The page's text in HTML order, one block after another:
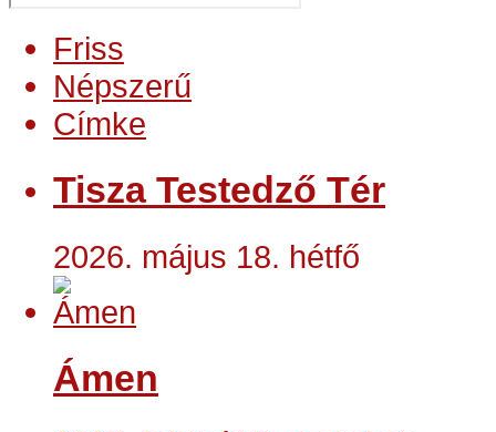
Friss
Népszerű
Címke
Tisza Testedző Tér
2026. május 18. hétfő
Ámen